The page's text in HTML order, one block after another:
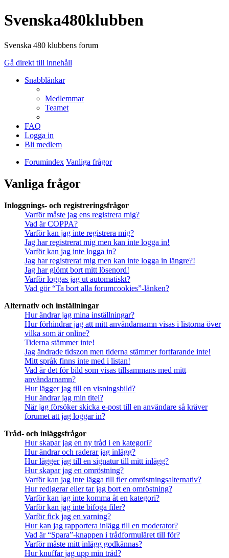
Svenska480klubben
Svenska 480 klubbens forum
Gå direkt till innehåll
Snabblänkar
Medlemmar
Teamet
FAQ
Logga in
Bli medlem
Forumindex Vanliga frågor
Vanliga frågor
Inloggnings- och registreringsfrågor
Varför måste jag ens registrera mig?
Vad är COPPA?
Varför kan jag inte registrera mig?
Jag har registrerat mig men kan inte logga in!
Varför kan jag inte logga in?
Jag har registrerat mig men kan inte logga in längre?!
Jag har glömt bort mitt lösenord!
Varför loggas jag ut automatiskt?
Vad gör “Ta bort alla forumcookies”-länken?
Alternativ och inställningar
Hur ändrar jag mina inställningar?
Hur förhindrar jag att mitt användarnamn visas i listorna över
vilka som är online?
Tiderna stämmer inte!
Jag ändrade tidszon men tiderna stämmer fortfarande inte!
Mitt språk finns inte med i listan!
Vad är det för bild som visas tillsammans med mitt
användarnamn?
Hur lägger jag till en visningsbild?
Hur ändrar jag min titel?
När jag försöker skicka e-post till en användare så kräver
forumet att jag loggar in?
Tråd- och inläggsfrågor
Hur skapar jag en ny tråd i en kategori?
Hur ändrar och raderar jag inlägg?
Hur lägger jag till en signatur till mitt inlägg?
Hur skapar jag en omröstning?
Varför kan jag inte lägga till fler omröstningsalternativ?
Hur redigerar eller tar jag bort en omröstning?
Varför kan jag inte komma åt en kategori?
Varför kan jag inte bifoga filer?
Varför fick jag en varning?
Hur kan jag rapportera inlägg till en moderator?
Vad är “Spara”-knappen i trådformuläret till för?
Varför måste mitt inlägg godkännas?
Hur knuffar jag upp min tråd?